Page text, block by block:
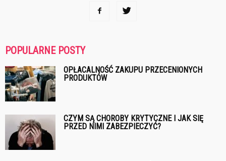
POPULARNE POSTY
OPŁACALNOŚĆ ZAKUPU PRZECENIONYCH
PRODUKTÓW
CZYM SĄ CHOROBY KRYTYCZNE I JAK SIĘ
PRZED NIMI ZABEZPIECZYĆ?